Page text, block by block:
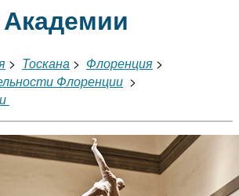
> Тоскана > Флоренция >
Флоренции >